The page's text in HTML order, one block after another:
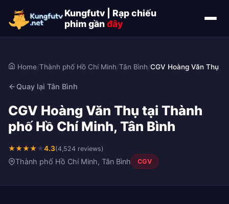
Kungfutv | Rạp chiếu
phim gầnđây
Home/Thành phố Hồ Chí Minh/Tân Bình/CGV Hoàng Văn Thụ
Quay lại Tân Bình
CGV Hoàng Văn Thụ tại Thành
phố Hồ Chí Minh, Tân Bình
★★★★★4.3(4,524 reviews)
Thành phố Hồ Chí Minh, Tân Bình CGV